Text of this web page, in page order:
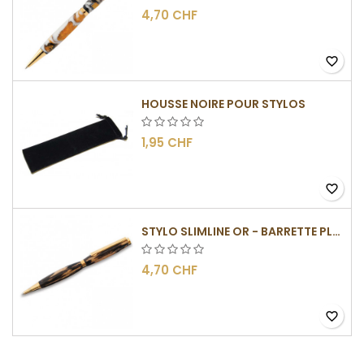
4,70 CHF
favorite_border
HOUSSE NOIRE POUR STYLOS
1,95 CHF
favorite_border
STYLO SLIMLINE OR - BARRETTE PLATE
4,70 CHF
favorite_border